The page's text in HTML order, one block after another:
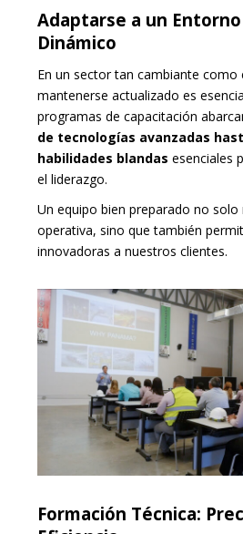
Adaptarse a un
Dinámico
En un sector tan cambiante como
mantenerse actualizado es
programas de capacitación
de tecnologías avanzadas
habilidades blandas esenciales
el liderazgo.
Un equipo bien preparado no
operativa, sino que también
innovadoras a nuestros clientes.
Formación Técnica: